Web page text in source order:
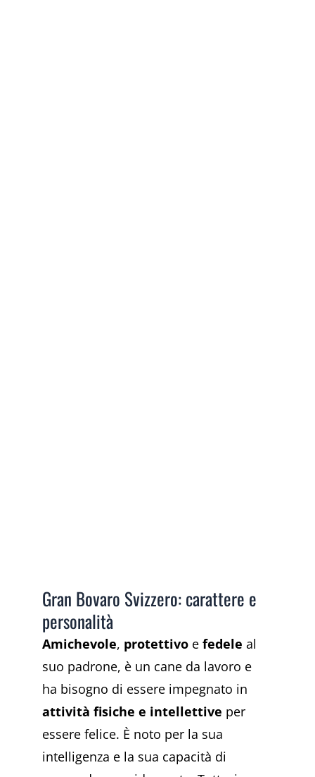
Gran Bovaro Svizzero: carattere e
personalità
Amichevole, protettivo e fedele al
suo padrone, è un cane da lavoro e
ha bisogno di essere impegnato in
attività fisiche e intellettive per
essere felice. È noto per la sua
intelligenza e la sua capacità di